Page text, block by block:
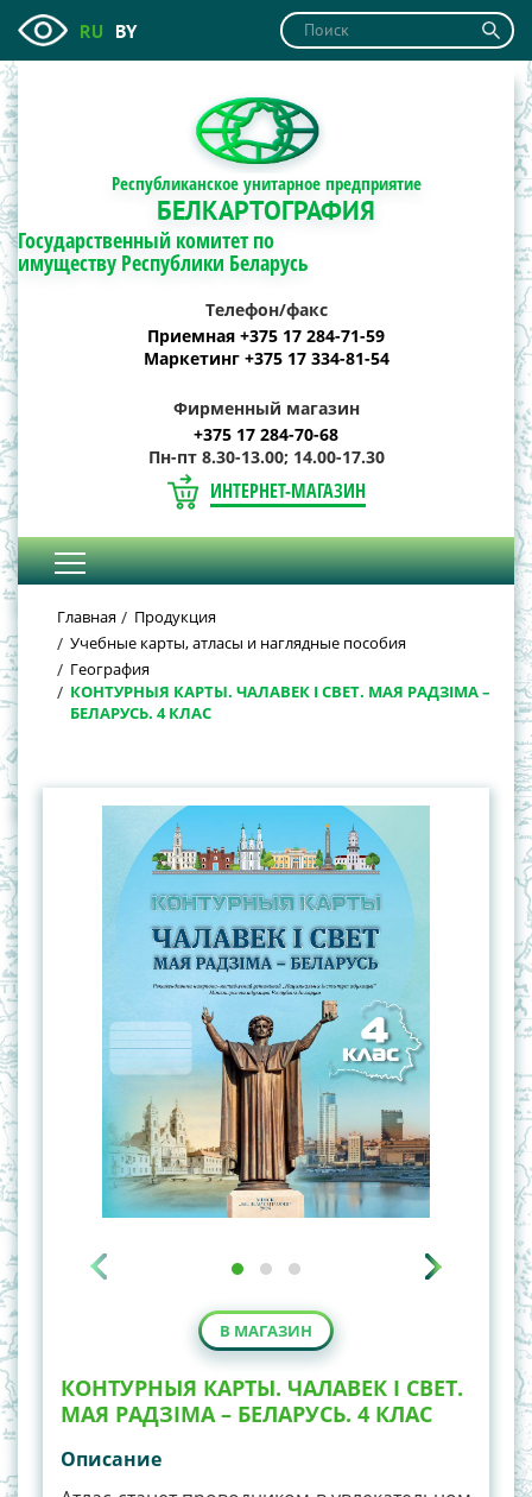
RU BY
Республиканское унитарное предприятие
БЕЛКАРТОГРАФИЯ
Государственный комитет по
имуществу Республики Беларусь
Телефон/факс
Приемная +375 17 284-71-59
Маркетинг +375 17 334-81-54
Фирменный магазин
+375 17 284-70-68
Пн-пт 8.30-13.00; 14.00-17.30
ИНТЕРНЕТ-МАГАЗИН
Главная
Продукция
Учебные карты, атласы и наглядные пособия
География
КОНТУРНЫЯ КАРТЫ. ЧАЛАВЕК І СВЕТ. МАЯ РАДЗІМА –
БЕЛАРУСЬ. 4 КЛАС
В МАГАЗИН
КОНТУРНЫЯ КАРТЫ. ЧАЛАВЕК І СВЕТ.
МАЯ РАДЗІМА – БЕЛАРУСЬ. 4 КЛАС
Описание